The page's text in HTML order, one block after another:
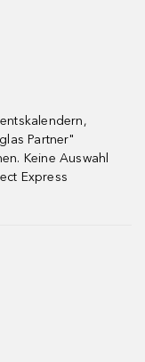
Partner"
Keine Auswahl
Express